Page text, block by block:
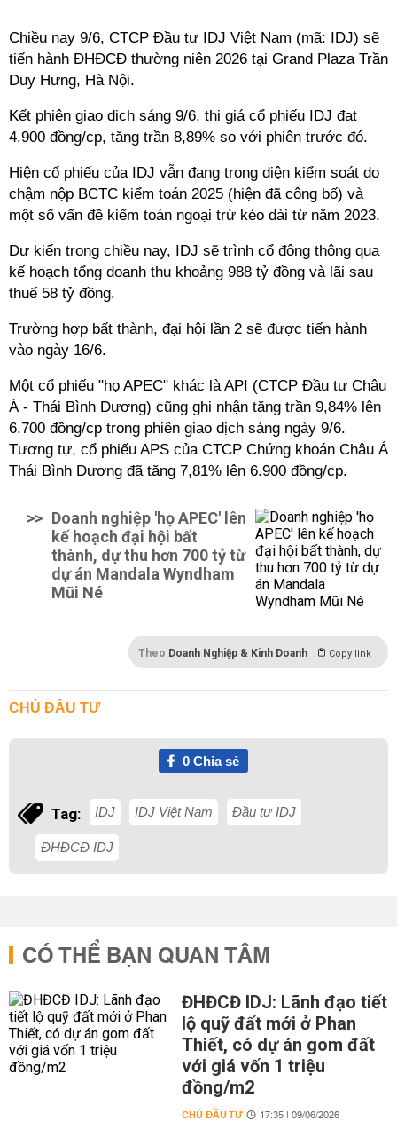
Chiều nay 9/6, CTCP Đầu tư IDJ Việt Nam (mã: IDJ) sẽ
tiến hành ĐHĐCĐ thường niên 2026 tại Grand Plaza Trần
Duy Hưng, Hà Nội.
Kết phiên giao dịch sáng 9/6, thị giá cổ phiếu IDJ đạt
4.900 đồng/cp, tăng trần 8,89% so với phiên trước đó.
Hiện cổ phiếu của IDJ vẫn đang trong diện kiểm soát do
chậm nộp BCTC kiểm toán 2025 (hiện đã công bố) và
một số vấn đề kiểm toán ngoại trừ kéo dài từ năm 2023.
Dự kiến trong chiều nay, IDJ sẽ trình cổ đông thông qua
kế hoạch tổng doanh thu khoảng 988 tỷ đồng và lãi sau
thuế 58 tỷ đồng.
Trường hợp bất thành, đại hội lần 2 sẽ được tiến hành
vào ngày 16/6.
Một cổ phiếu "họ APEC" khác là API (CTCP Đầu tư Châu
Á - Thái Bình Dương) cũng ghi nhận tăng trần 9,84% lên
6.700 đồng/cp trong phiên giao dịch sáng ngày 9/6.
Tương tự, cổ phiếu APS của CTCP Chứng khoán Châu Á
Thái Bình Dương đã tăng 7,81% lên 6.900 đồng/cp.
>> Doanh nghiệp 'họ APEC' lên
kế hoạch đại hội bất
thành, dự thu hơn 700 tỷ từ
dự án Mandala Wyndham
Mũi Né
Theo Doanh Nghiệp & Kinh Doanh Copy link
CHỦ ĐẦU TƯ
0Chia sẻ
Tag: IDJ IDJ Việt Nam Đầu tư IDJ
ĐHĐCĐ IDJ
CÓ THỂ BẠN QUAN TÂM
ĐHĐCĐ IDJ: Lãnh đạo tiết
lộ quỹ đất mới ở Phan
Thiết, có dự án gom đất
với giá vốn 1 triệu
đồng/m2
CHỦ ĐẦU TƯ 17:35 | 09/06/2026